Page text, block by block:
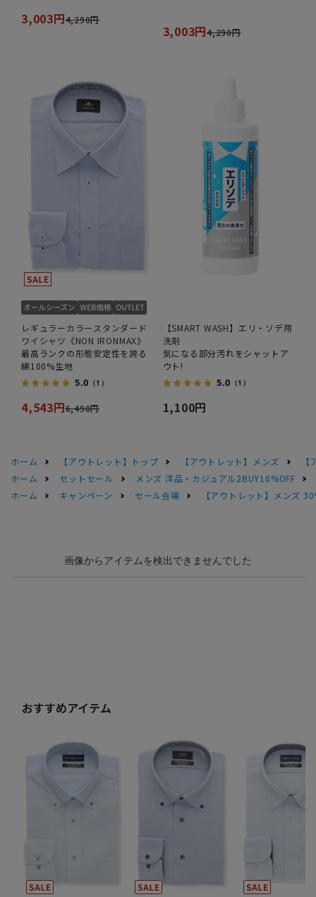
3,003円4,290円
3,003円4,290円
レギュラーカラースタンダード
ワイシャツ《NON IRONMAX》
最高ランクの形態安定性を誇る
綿100%生地
5.0 （1）
4,543円6,490円
【SMART WASH】エリ・ソデ用
洗剤
気になる部分汚れをシャットア
ウト!
5.0 （1）
1,100円
ホーム 【アウトレット】トップ 【アウトレット】メンズ
ホーム
セットセール
メンズ 洋品・カジュアル2BUY10%OFF
ホーム
キャンペーン セール会場 【アウトレット】メンズ